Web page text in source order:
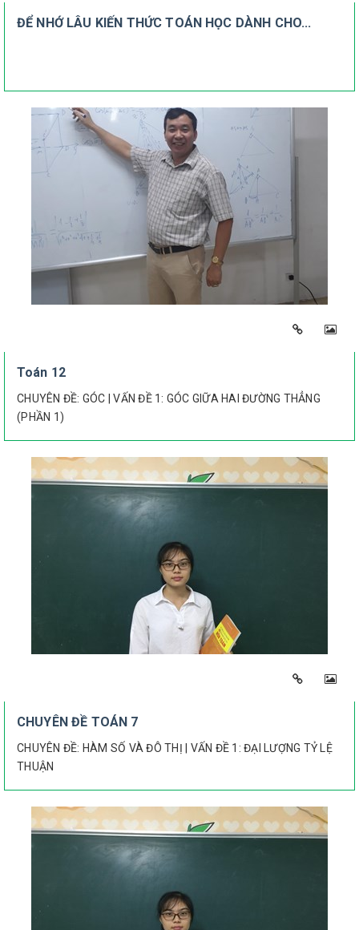
ĐỂ NHỚ LÂU KIẾN THỨC TOÁN HỌC DÀNH CHO...
Toán 12
CHUYÊN ĐỀ: GÓC | VẤN ĐỀ 1: GÓC GIỮA HAI ĐƯỜNG THẲNG
(PHẦN 1)
CHUYÊN ĐỀ TOÁN 7
CHUYÊN ĐỀ: HÀM SỐ VÀ ĐÔ THỊ | VẤN ĐỀ 1: ĐẠI LƯỢNG TỶ LỆ
THUẬN